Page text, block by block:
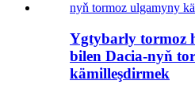
Ygtybarly tormoz
bilen Dacia-nyň
kämilleşdirmek